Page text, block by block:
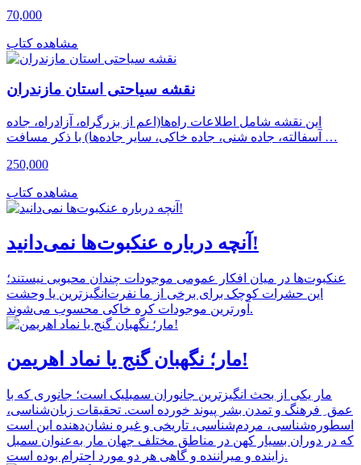
70,000
مشاهده کتاب
نقشه سیاحتی استان مازندران
این نقشه شامل اطلاعات راه‌ها(اعم از بزرگراه، آزادراه، جاده
آسفالته، جاده شنی، جاده خاکی، سایر جاده‌ها) با ذکر مسافت …
250,000
مشاهده کتاب
آنچه درباره عنکبوت‌ها نمی‌دانید!
عنکبوت‌ها در میان افکار عمومی موجودات چندان محبوبی نیستند؛
این حشرات کوچک برای برخی از ما نفرت‌انگیزترین یا وحشت
آورترین موجودات کره خاکی محسوب می‌شوند.
مار؛ نگهبان گنج یا نماد اهریمن!
مار یکی از بحث انگیزترین جانوران سمبلیک است؛ جانوری که با
عمق ِ فرهنگ و تمدن بشر پیوند خورده است. تحقیقات زبان‌شناسی،
اسطوره‌شناسی، مردم‌شناسی، تاریخی و غیره نشان‌دهنده این است
که در دوران بسیار کهن در مناطق مختلف جهان مار به‌عنوان سمبل
زاینده و میراننده و گاهی هر دو مورد احترام بوده است.